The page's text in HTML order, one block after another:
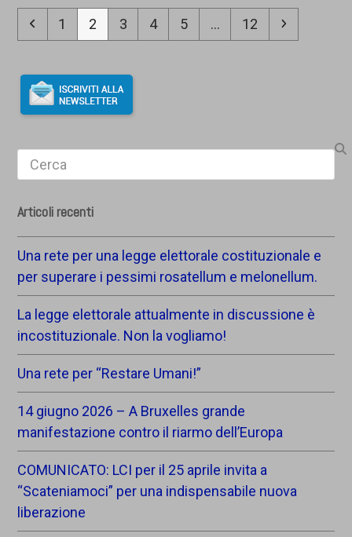
Precedente
Pagina
1 Pagina
2 Pagina
3 Pagina
4 Pagina
5 … Pagina
12
Search
Articoli recenti
Una rete per una legge elettorale costituzionale e
per superare i pessimi rosatellum e melonellum.
La legge elettorale attualmente in discussione è
incostituzionale. Non la vogliamo!
Una rete per “Restare Umani!”
14 giugno 2026 – A Bruxelles grande
manifestazione contro il riarmo dell’Europa
COMUNICATO: LCI per il 25 aprile invita a
“Scateniamoci” per una indispensabile nuova
liberazione